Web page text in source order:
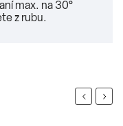
max. na 30°
z rubu.
Previous
Next